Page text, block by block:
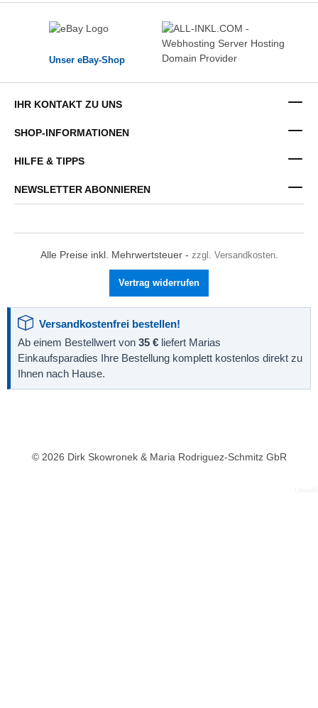
Unser eBay-Shop
IHR KONTAKT ZU UNS
SHOP-INFORMATIONEN
HILFE & TIPPS
NEWSLETTER ABONNIEREN
Alle Preise inkl. Mehrwertsteuer - zzgl. Versandkosten.
Vertrag widerrufen
Versandkostenfrei bestellen!
Ab einem Bestellwert von 35 € liefert Marias
Einkaufsparadies Ihre Bestellung komplett kostenlos direkt zu
Ihnen nach Hause.
© 2026 Dirk Skowronek & Maria Rodriguez-Schmitz GbR